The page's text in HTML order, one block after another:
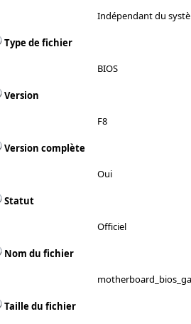
Indépendant du
Type de fichier
BIOS
Version
F8
Version complète
Oui
Statut
Officiel
Nom du fichier
Taille du fichier